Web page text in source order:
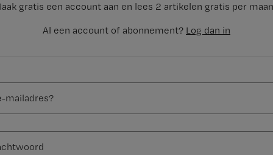
gratis een account aan en lees 2 artikelen gratis per
Al een account of abonnement? Log dan in